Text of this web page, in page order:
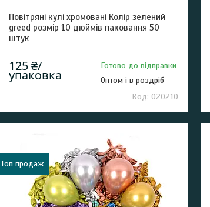
Повітряні кулі хромовані Колір зелений
greed розмір 10 дюймів паковання 50
штук
125 ₴/
упаковка
Готово до відправки
Оптом і в роздріб
020210
Топ продаж